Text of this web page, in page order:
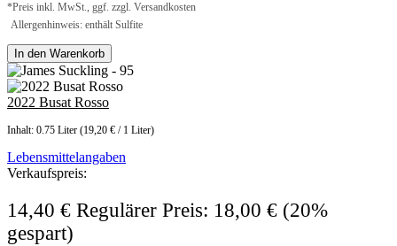
*Preis inkl. MwSt., ggf. zzgl. Versandkosten
Allergenhinweis: enthält Sulfite
In den Warenkorb
2022 Busat Rosso
Inhalt: 0.75 Liter (19,20 € / 1 Liter)
Lebensmittelangaben
Verkaufspreis:
14,40 € Regulärer Preis: 18,00 € (20%
gespart)